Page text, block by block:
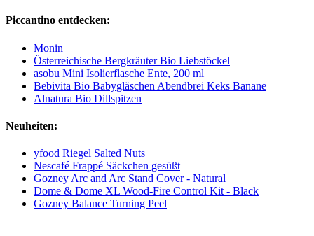
Piccantino entdecken:
Monin
Österreichische Bergkräuter Bio Liebstöckel
asobu Mini Isolierflasche Ente, 200 ml
Bebivita Bio Babygläschen Abendbrei Keks Banane
Alnatura Bio Dillspitzen
Neuheiten:
yfood Riegel Salted Nuts
Nescafé Frappé Säckchen gesüßt
Gozney Arc and Arc Stand Cover - Natural
Dome & Dome XL Wood-Fire Control Kit - Black
Gozney Balance Turning Peel